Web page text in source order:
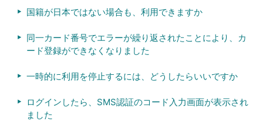
国籍が日本ではない場合も、利用できますか
同一カード番号でエラーが繰り返されたことにより、カ
ード登録ができなくなりました
一時的に利用を停止するには、どうしたらいいですか
ログインしたら、SMS認証のコード入力画面が表示され
ました